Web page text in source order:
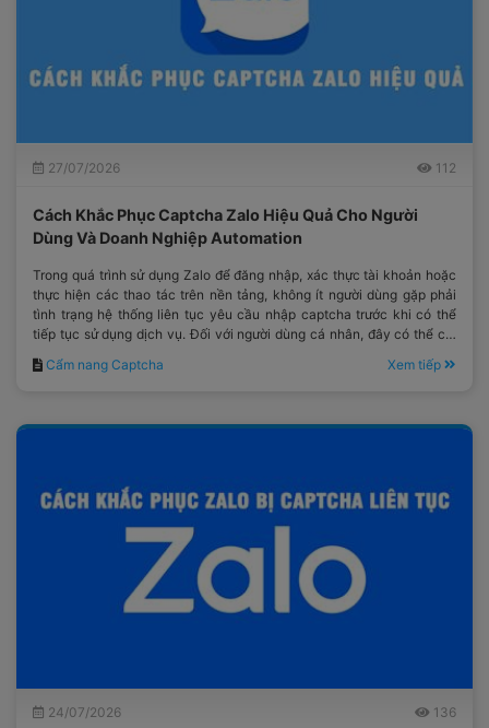
27/07/2026 112
Cách Khắc Phục Captcha Zalo Hiệu Quả Cho Người
Dùng Và Doanh Nghiệp Automation
Trong quá trình sử dụng Zalo để đăng nhập, xác thực tài khoản hoặc
thực hiện các thao tác trên nền tảng, không ít người dùng gặp phải
tình trạng hệ thống liên tục yêu cầu nhập captcha trước khi có thể
tiếp tục sử dụng dịch vụ. Đối với người dùng cá nhân, đây có thể chỉ
là một bước xác minh mất thêm vài giây.
Cẩm nang Captcha Xem tiếp
24/07/2026 136